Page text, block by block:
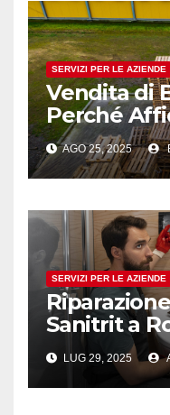
SERVIZI PER LE AZIENDE
Vendita di
Perché
AGO 25, 2025
SERVIZI PER LE AZIENDE
Sanitrit a
assistenza
Idraulico
LUG 29, 2025